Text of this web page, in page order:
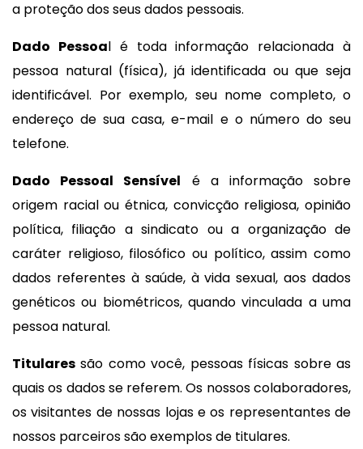
a proteção dos seus dados pessoais.
Dado Pessoal é toda informação relacionada à
pessoa natural (física), já identificada ou que seja
identificável. Por exemplo, seu nome completo, o
endereço de sua casa, e-mail e o número do seu
telefone.
Dado Pessoal Sensível é a informação sobre
origem racial ou étnica, convicção religiosa, opinião
política, filiação a sindicato ou a organização de
caráter religioso, filosófico ou político, assim como
dados referentes à saúde, à vida sexual, aos dados
genéticos ou biométricos, quando vinculada a uma
pessoa natural.
Titulares são como você, pessoas físicas sobre as
quais os dados se referem. Os nossos colaboradores,
os visitantes de nossas lojas e os representantes de
nossos parceiros são exemplos de titulares.